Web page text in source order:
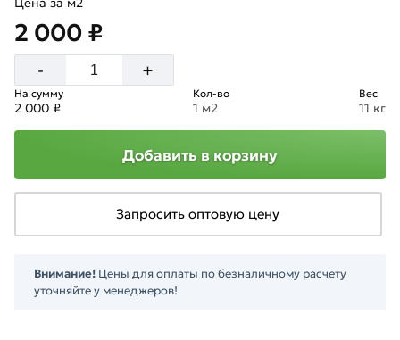
2 000 ₽
- +
На сумму
2 000 ₽
Кол-во
1 м2
Вес
11 кг
Добавить в корзину
Запросить оптовую цену
Внимание! Цены для оплаты по безналичному расчету
уточняйте у менеджеров!